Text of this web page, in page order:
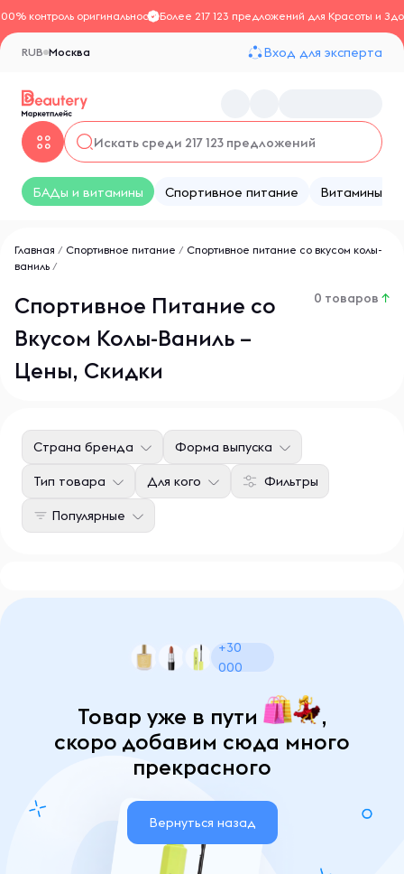
контроль оригинальностиБолее 217 123 предложений для Красоты и
Москва
RUB Вход для эксперта
БАДы и витамины Спортивное питание Витамины
Главная / Спортивное питание / Спортивное питание со вкусом колы-
ваниль /
Спортивное Питание со
Вкусом Колы-Ваниль –
Цены, Скидки
0 товаров ↑
Фильтры
Страна бренда Форма выпуска
Тип товара Для кого
Популярные
+30
000
Товар уже в пути
,
скоро добавим сюда много
прекрасного
Вернуться назад